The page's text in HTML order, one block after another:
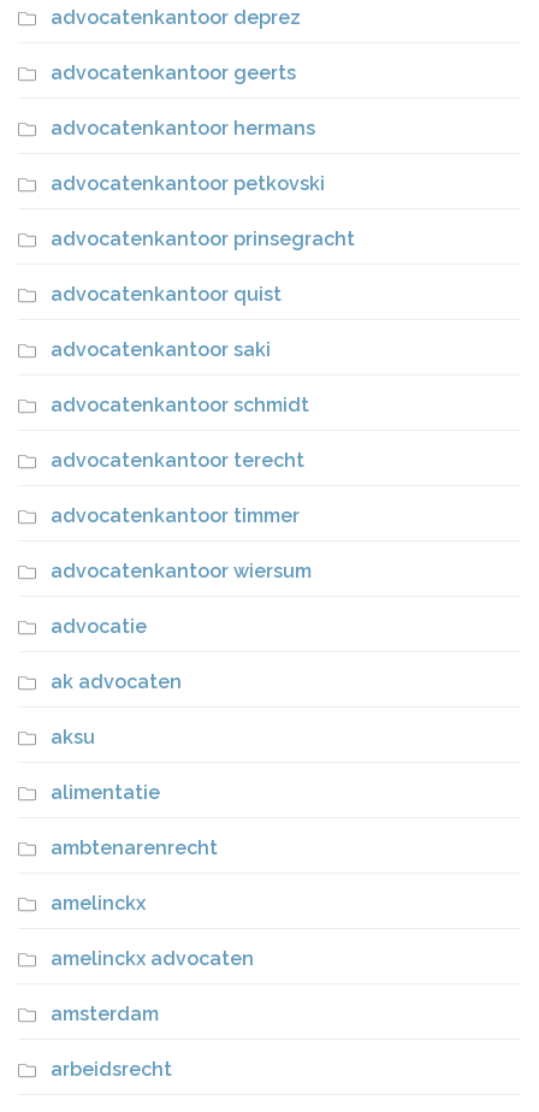
advocatenkantoor deprez
advocatenkantoor geerts
advocatenkantoor hermans
advocatenkantoor petkovski
advocatenkantoor prinsegracht
advocatenkantoor quist
advocatenkantoor saki
advocatenkantoor schmidt
advocatenkantoor terecht
advocatenkantoor timmer
advocatenkantoor wiersum
advocatie
ak advocaten
aksu
alimentatie
ambtenarenrecht
amelinckx
amelinckx advocaten
amsterdam
arbeidsrecht